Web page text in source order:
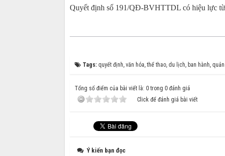
Quyết định số 191/QÐ-BVHTTDL có hiệu lực
Tags: quyết định, văn hóa, thể thao, du lịch, ban hành,
Tổng số điểm của bài viết là: 0 trong 0 đánh giá
Click để đánh giá bài viết
Ý kiến bạn đọc